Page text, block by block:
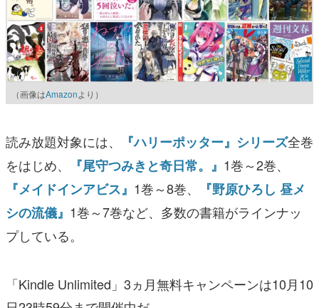
（画像はAmazonより）
読み放題対象には、 『ハリーポッター』シリーズ全巻
をはじめ、
『尾守つみきと奇日常。』 1巻～2巻、
『メイドインアビス』 1巻～8巻、
『野原ひろし 昼メ
シの流儀』 1巻～7巻など、多数の書籍がラインナッ
プしている。
「Kindle Unlimited」3ヵ月無料キャンペーンは10月10